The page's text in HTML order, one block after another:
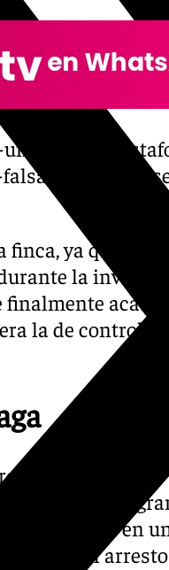
clan-que-
para-la-
finca, ya que los
la
finalmente
la de controlar
a territorio
de
Nacional en
con el